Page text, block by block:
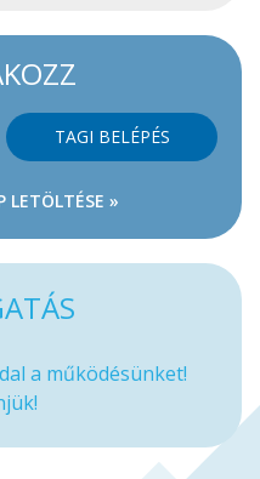
TAGI BELÉPÉS
LETÖLTÉSE »
a működésünket!